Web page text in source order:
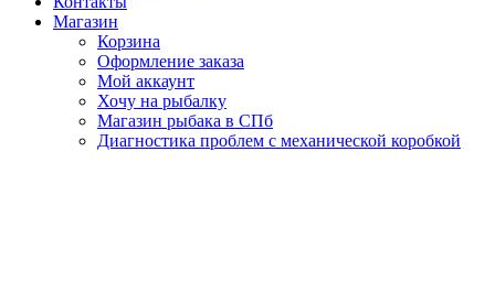
Магазин
Корзина
Оформление заказа
Мой аккаунт
Хочу на рыбалку
Магазин рыбака в СПб
Диагностика проблем с механической коробкой